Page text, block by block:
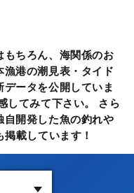
もちろん、海関係のお
港の潮見表・タイド
ータを公開していま
してみて下さい。 さら
自開発した魚の釣れや
載しています！